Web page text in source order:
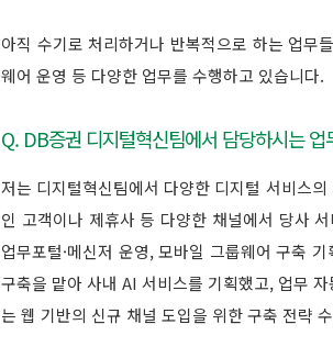
아직 수기로 처리하거나 반복적으로 하는 업무
웨어 운영 등 다양한 업무를 수행하고 있습니다.
Q. DB증권 디지털혁신팀에서 담당하시는 업
저는 디지털혁신팀에서 다양한 디지털 서비스
인 고객이나 제휴사 등 다양한 채널에서 당사
업무포털·메신저 운영, 모바일 그룹웨어 구축
구축을 맡아 사내 AI 서비스를 기획했고, 업무
는 웹 기반의 신규 채널 도입을 위한 구축 전략